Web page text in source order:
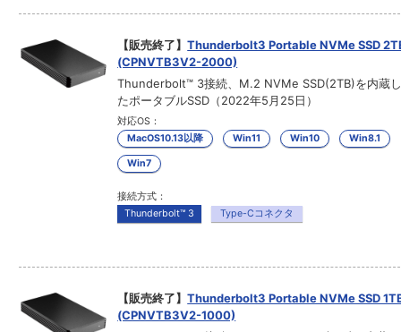
【販売終了】Thunderbolt3 Portable NVMe SSD
(CPNVTB3V2-2000)
Thunderbolt™ 3接続、M.2 NVMe SSD(2TB)を内蔵
たポータブルSSD（2022年5月25日）
対応OS：
MacOS10.13以降
Win11 Win10 Win8.1
Win7
接続方式：
Thunderbolt™ 3
Type-Cコネクタ
【販売終了】Thunderbolt3 Portable NVMe SSD
(CPNVTB3V2-1000)